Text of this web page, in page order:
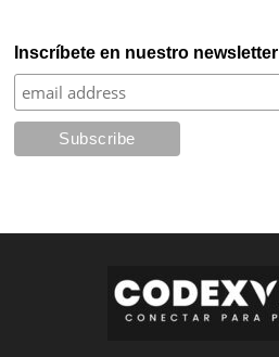
Inscríbete en nuestro newsletter